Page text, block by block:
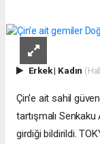
Erkek| Kadın
Çin'e ait sahil
tartışmalı Senkaku
girdiği bildirildi.